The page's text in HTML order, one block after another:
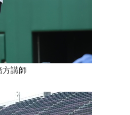
方講師